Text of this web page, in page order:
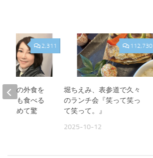
112,730
堀ちえみ、表参道で久々
のランチ会『笑って笑っ
て笑って。』
2025-10-12
2,311
夫との外食を
よりも食べる
て改めて驚